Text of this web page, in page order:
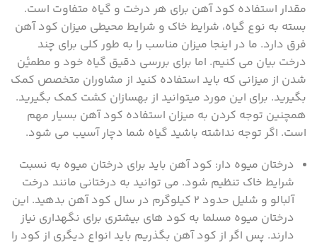
مقدار استفاده کود آهن برای هر درخت و گیاه متفاوت است.
بسته به نوع گیاه، شرایط خاک و شرایط محیطی میزان کود آهن
فرق دارد. ما در اینجا میزان مناسب را به طور کلی برای چند
درخت بیان می کنیم. اما برای بررسی دقیق گیاه خود و مطمیٔن
شدن از میزانی که باید استفاده کنید از مشاوران متخصص کمک
بگیرید. برای این مورد میتوانید از بهسازان کشت کمک بگیرید.
همچنین توجه کردن به میزان استفاده کود آهن بسیار مهم
است. اگر توجه نداشته باشید گیاه شما دچار آسیب می شود.
درختان میوه دار: کود آهن باید برای درختان میوه به نسبت
شرایط خاک تنظیم شود. می توانید به درختانی مانند درخت
آلبالو و شلیل حدود ۲ کیلوگرم در سال کود آهن بدهید. این
درختان میوه مسلما به کود های بیشتری برای نگهداری نیاز
دارند. پس اگر از کود آهن بگذریم باید انواع دیگری از کود را